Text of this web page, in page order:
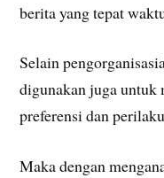
berita yang tepat
Selain
digunakan juga untuk
preferensi dan
Maka dengan